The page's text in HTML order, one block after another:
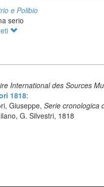
e Polibio
serio
International des Sources
1818:
Giuseppe, Serie cronologica
G. Silvestri, 1818